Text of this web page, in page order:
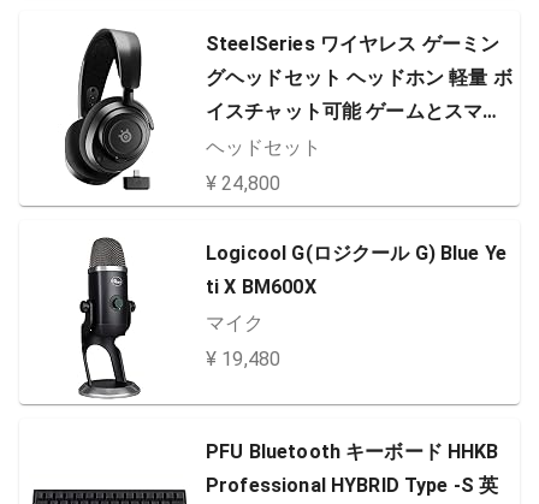
SteelSeries ワイヤレス ゲーミン
グヘッドセット ヘッドホン 軽量 ボ
イスチャット可能 ゲームとスマホ
を同時接続 Arctis Nova 7 無線 密
閉型 Switch PC PS5 PS4 対応 AI
ノイズキャンセリング 空間オーデ
ィオ Hi-Fiサウンド 調整可能 61553
ブラック
ヘッドセット
¥ 24,800
Logicool G(ロジクール G) Blue Ye
ti X BM600X
マイク
¥ 19,480
PFU Bluetooth キーボード HHKB
Professional HYBRID Type -S 英